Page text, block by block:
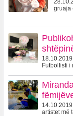
gruaja
Futbollisti i
artistet më